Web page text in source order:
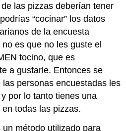
las pizzas deberían tener
“cocinar” los datos
de la encuesta
es que no les guste el
tocino, que es
a gustarle. Entonces se
personas encuestadas les
por lo tanto tienes una
todas las pizzas.
un método utilizado para